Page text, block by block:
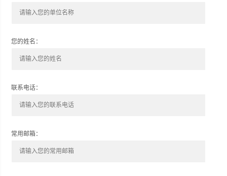
您的姓名：
联系电话：
常用邮箱：